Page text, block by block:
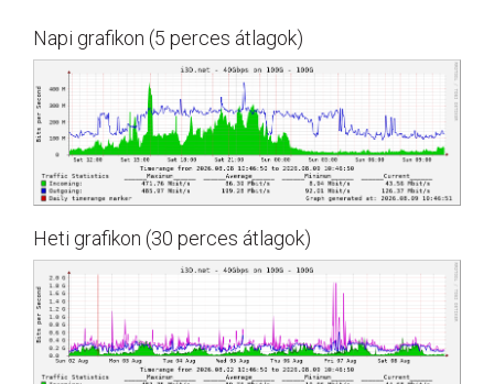
Napi grafikon (5 perces átlagok)
Heti grafikon (30 perces átlagok)